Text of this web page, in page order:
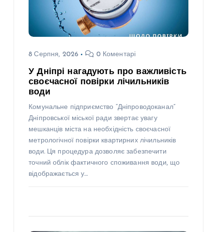
8 Серпня, 2026 0 Коментарі
У Дніпрі нагадують про важливість
своєчасної повірки лічильників
води
Комунальне підприємство “Дніпроводоканал”
Дніпровської міської ради звертає увагу
мешканців міста на необхідність своєчасної
метрологічної повірки квартирних лічильників
води. Ця процедура дозволяє забезпечити
точний облік фактичного споживання води, що
відображається у…